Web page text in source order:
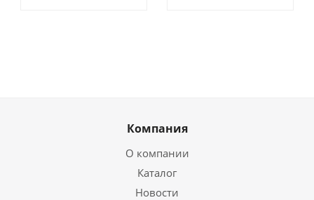
Компания
О компании
Каталог
Новости